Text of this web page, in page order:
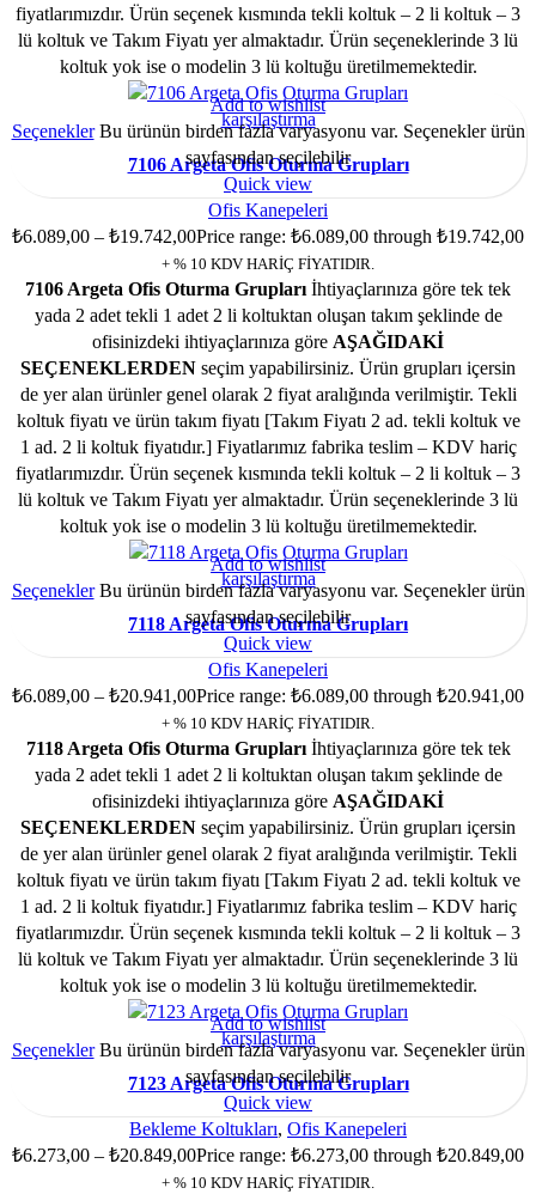
fiyatlarımızdır. Ürün seçenek kısmında tekli koltuk – 2 li koltuk – 3
lü koltuk ve Takım Fiyatı yer almaktadır. Ürün seçeneklerinde 3 lü
koltuk yok ise o modelin 3 lü koltuğu üretilmemektedir.
karşılaştırma
7106 Argeta Ofis Oturma Grupları
Ofis Kanepeleri
₺6.089,00 – ₺19.742,00Price range: ₺6.089,00 through ₺19.742,00
+ % 10 KDV HARİÇ FİYATIDIR.
7106 Argeta Ofis Oturma Gruplarıİhtiyaçlarınıza göre tek tek
yada 2 adet tekli 1 adet 2 li koltuktan oluşan takım şeklinde de
ofisinizdeki ihtiyaçlarınıza göre AŞAĞIDAKİ
SEÇENEKLERDEN seçim yapabilirsiniz. Ürün grupları içersin
de yer alan ürünler genel olarak 2 fiyat aralığında verilmiştir. Tekli
koltuk fiyatı ve ürün takım fiyatı [Takım Fiyatı 2 ad. tekli koltuk ve
1 ad. 2 li koltuk fiyatıdır.] Fiyatlarımız fabrika teslim – KDV hariç
fiyatlarımızdır. Ürün seçenek kısmında tekli koltuk – 2 li koltuk – 3
lü koltuk ve Takım Fiyatı yer almaktadır. Ürün seçeneklerinde 3 lü
koltuk yok ise o modelin 3 lü koltuğu üretilmemektedir.
Add to wishlist
Seçenekler Bu ürünün birden fazla varyasyonu var. Seçenekler ürün
sayfasından seçilebilir
Quick view
karşılaştırma
7118 Argeta Ofis Oturma Grupları
Ofis Kanepeleri
₺6.089,00 – ₺20.941,00Price range: ₺6.089,00 through ₺20.941,00
+ % 10 KDV HARİÇ FİYATIDIR.
7118 Argeta Ofis Oturma Gruplarıİhtiyaçlarınıza göre tek tek
yada 2 adet tekli 1 adet 2 li koltuktan oluşan takım şeklinde de
ofisinizdeki ihtiyaçlarınıza göre AŞAĞIDAKİ
SEÇENEKLERDEN seçim yapabilirsiniz. Ürün grupları içersin
de yer alan ürünler genel olarak 2 fiyat aralığında verilmiştir. Tekli
koltuk fiyatı ve ürün takım fiyatı [Takım Fiyatı 2 ad. tekli koltuk ve
1 ad. 2 li koltuk fiyatıdır.] Fiyatlarımız fabrika teslim – KDV hariç
fiyatlarımızdır. Ürün seçenek kısmında tekli koltuk – 2 li koltuk – 3
lü koltuk ve Takım Fiyatı yer almaktadır. Ürün seçeneklerinde 3 lü
koltuk yok ise o modelin 3 lü koltuğu üretilmemektedir.
Add to wishlist
Seçenekler Bu ürünün birden fazla varyasyonu var. Seçenekler ürün
sayfasından seçilebilir
Quick view
karşılaştırma
7123 Argeta Ofis Oturma Grupları
Bekleme Koltukları, Ofis Kanepeleri
₺6.273,00 – ₺20.849,00Price range: ₺6.273,00 through ₺20.849,00
+ % 10 KDV HARİÇ FİYATIDIR.
Add to wishlist
Seçenekler Bu ürünün birden fazla varyasyonu var. Seçenekler ürün
sayfasından seçilebilir
Quick view